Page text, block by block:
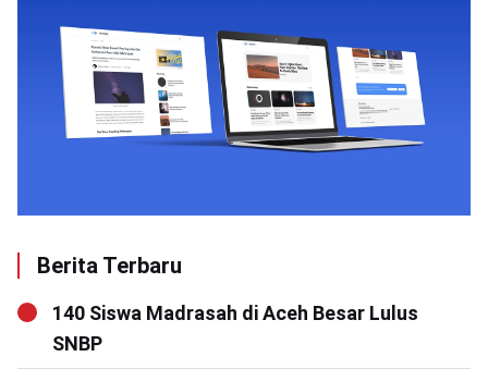
Berita Terbaru
140 Siswa Madrasah di Aceh Besar Lulus
SNBP